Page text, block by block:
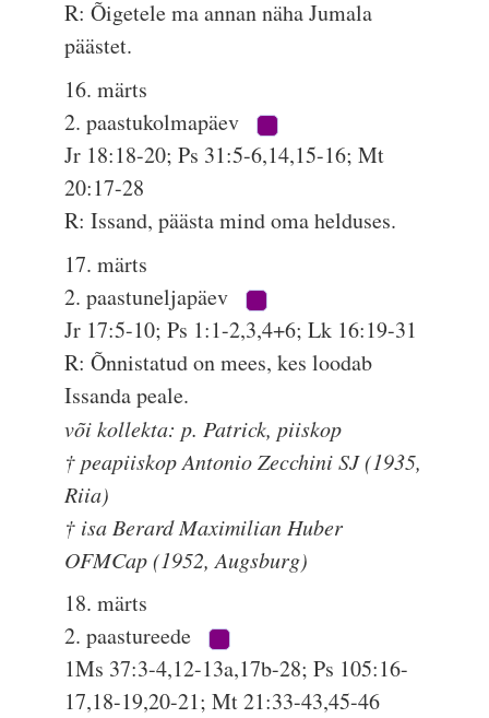
R: Õigetele ma annan näha Jumala
päästet.
16. märts
2. paastukolmapäev
Jr 18:18-20; Ps 31:5-6,14,15-16; Mt
20:17-28
R: Issand, päästa mind oma helduses.
17. märts
2. paastuneljapäev
Jr 17:5-10; Ps 1:1-2,3,4+6; Lk 16:19-31
R: Õnnistatud on mees, kes loodab
Issanda peale.
või kollekta: p. Patrick, piiskop
† peapiiskop Antonio Zecchini SJ (1935,
Riia)
† isa Berard Maximilian Huber
OFMCap (1952, Augsburg)
18. märts
2. paastureede
1Ms 37:3-4,12-13a,17b-28; Ps 105:16-
17,18-19,20-21; Mt 21:33-43,45-46